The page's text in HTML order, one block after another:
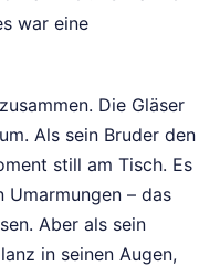
war eine
Die Gläser
Als sein Bruder den
still am Tisch. Es
Umarmungen – das
Aber als sein
in seinen Augen,